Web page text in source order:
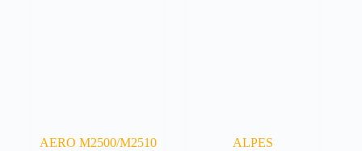
AERO M2500/M2510 ALPES